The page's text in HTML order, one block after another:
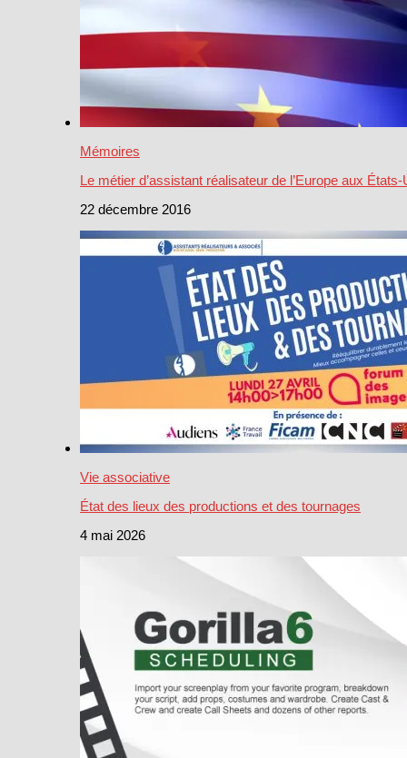
Mémoires
Le métier d’assistant réalisateur de l’Europe aux États-
22 décembre 2016
Vie associative
État des lieux des productions et des tournages
4 mai 2026